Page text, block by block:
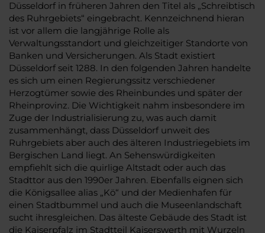
Düsseldorf in früheren Jahren den Titel als „Schreibtisch
des Ruhrgebiets“ eingebracht. Kennzeichnend hieran
ist vor allem die langjährige Rolle als
Verwaltungsstandort und gleichzeitiger Standorte von
Banken und Versicherungen. Als Stadt existiert
Düsseldorf seit 1288. In den folgenden Jahren handelte
es sich um einen Regierungssitz verschiedener
Herzogtümer sowie des Rheinbundes und später der
Rheinprovinz. Die Wichtigkeit nahm insbesondere im
Zuge der Industrialisierung zu, was auch damit
zusammenhängt, dass Düsseldorf unweit des
Ruhrgebiets aber auch des älteren Industriegebiets im
Bergischen Land liegt. An Sehenswürdigkeiten
empfiehlt sich die quirlige Altstadt oder auch das
Stadttor aus den 1990er Jahren. Ebenfalls eignen sich
die Königsallee alias „Kö“ und der Medienhafen für
einen Stadtbummel und auch die Museenlandschaft
sucht ihresgleichen. Das älteste Gebäude des Stadt ist
die Kaiserpfalz im Stadtteil Kaiserswerth mit Wurzeln